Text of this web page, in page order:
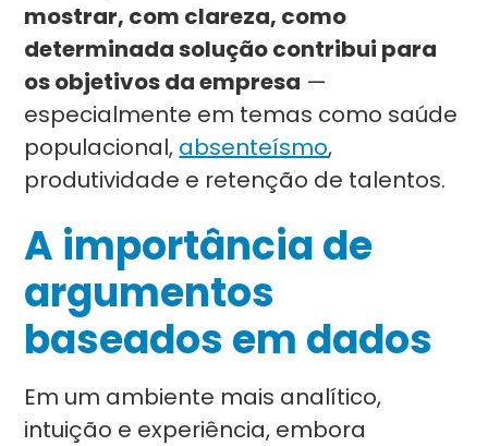
mostrar, com clareza, como
determinada solução contribui para
os objetivos da empresa —
especialmente em temas como saúde
populacional, absenteísmo,
produtividade e retenção de talentos.
A importância de
argumentos
baseados em dados
Em um ambiente mais analítico,
intuição e experiência, embora